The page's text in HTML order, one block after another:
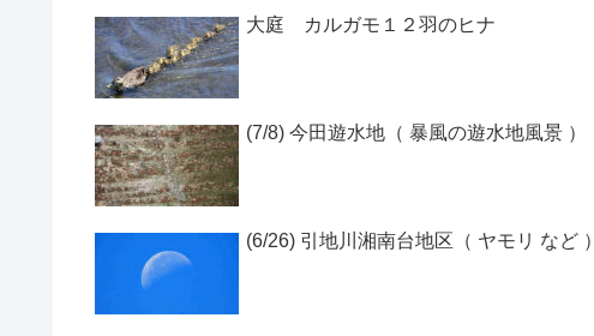
大庭 カルガモ１２羽のヒナ
(7/8) 今田遊水地（ 暴風の遊水地風景 ）
(6/26) 引地川湘南台地区（ ヤモリ など ）